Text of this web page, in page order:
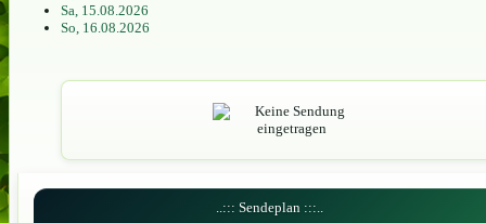
Sa, 15.08.2026
So, 16.08.2026
..::: Sendeplan :::..